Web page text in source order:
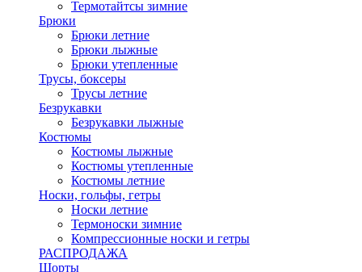
Термотайтсы зимние
Брюки
Брюки летние
Брюки лыжные
Брюки утепленные
Трусы, боксеры
Трусы летние
Безрукавки
Безрукавки лыжные
Костюмы
Костюмы лыжные
Костюмы утепленные
Костюмы летние
Носки, гольфы, гетры
Носки летние
Термоноски зимние
Компрессионные носки и гетры
РАСПРОДАЖА
Шорты